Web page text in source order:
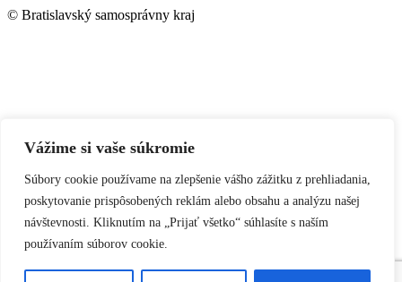
Vážime si vaše súkromie
Súbory cookie používame na zlepšenie vášho zážitku z prehliadania,
poskytovanie prispôsobených reklám alebo obsahu a analýzu našej
návštevnosti. Kliknutím na „Prijať všetko“ súhlasíte s naším
používaním súborov cookie.
© Bratislavský samosprávny kraj